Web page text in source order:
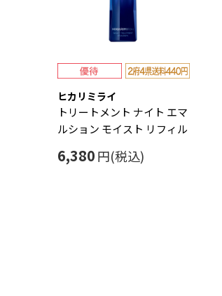
ヒカリミライ
トリートメント ナイト エマ
ルション モイスト リフィル
6,380円(税込)